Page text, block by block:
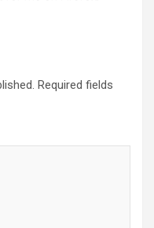
Required fields